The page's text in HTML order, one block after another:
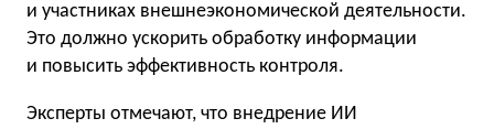
и участниках внешнеэкономической деятельности.
Это должно ускорить обработку информации
и повысить эффективность контроля.
Эксперты отмечают, что внедрение ИИ